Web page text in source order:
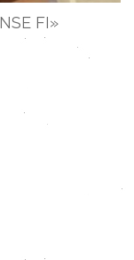
FI»